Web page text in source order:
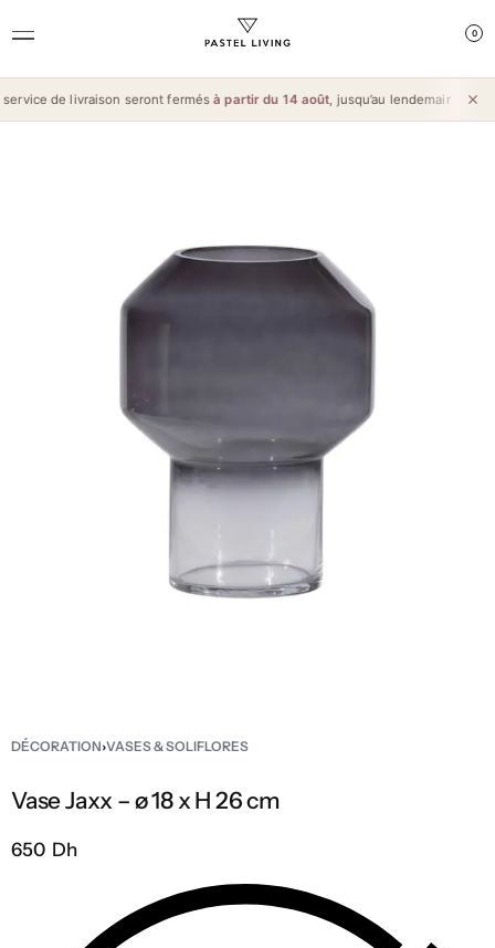
0
de livraison seront fermésà partir du 14 août, jusqu’au lendemain de l’
DÉCORATION›VASES & SOLIFLORES
Vase Jaxx – ø 18 x H 26 cm
650 Dh